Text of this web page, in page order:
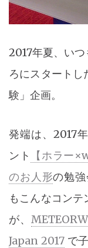
2017年夏、い
ろにスタート
験」企画。
発端は、2017
ント
【ホラー
のお人形の勉
もこんなコン
が、
Japan 2017で